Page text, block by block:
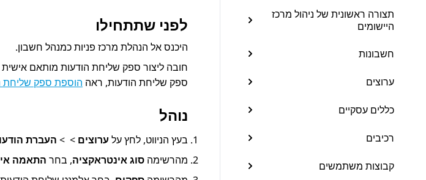
תצורה ראשונית של ניהול מרכז
היישומים
חשבונות
ערוצים
כללים עסקיים
רכיבים
קבוצות משתמשים
לפני שתתחילו
היכנס אל הנהלת מרכז פניותכמנהל חשבון.
חובה ליצור ספק שליחת הודעות מותאם
ספק שליחת הודעות, ראה הוספת ספק שליחת
נוהל
בעץ הניווט, לחץ על ערוצים >
> העברת
מהרשימה סוג אינטראקציה, בחר התאמה